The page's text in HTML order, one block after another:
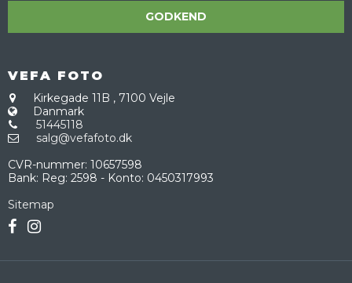
GODKEND
VEFA FOTO
Kirkegade 11B , 7100 Vejle
Danmark
51445118
salg@vefafoto.dk
CVR-nummer: 10657598
Bank: Reg: 2598 - Konto: 0450317993
Sitemap